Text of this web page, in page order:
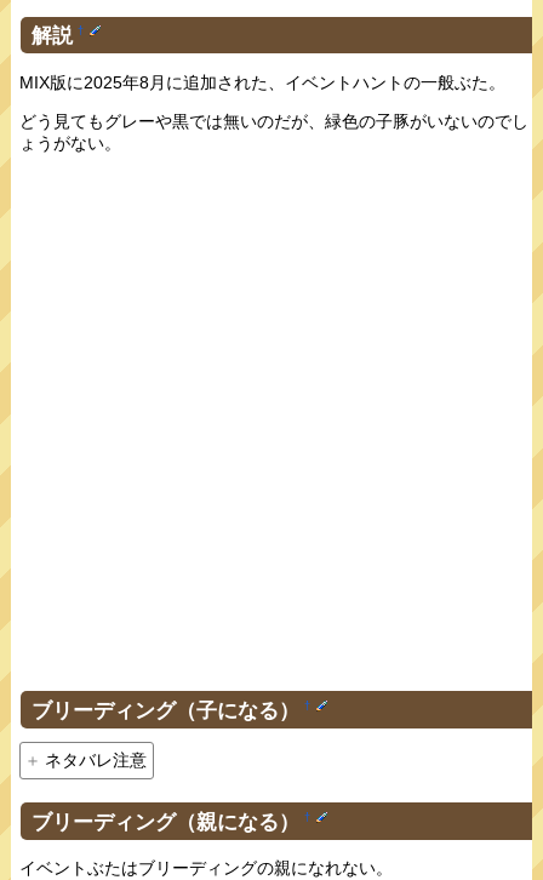
解説 †
MIX版に2025年8月に追加された、イベントハントの一般ぶた。
どう見てもグレーや黒では無いのだが、緑色の子豚がいないのでし
ょうがない。
ブリーディング（子になる） †
ネタバレ注意
ブリーディング（親になる） †
イベントぶたはブリーディングの親になれない。